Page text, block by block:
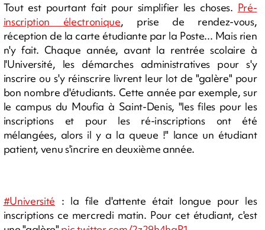
Tout est pourtant fait pour simplifier les choses. Pré-
inscription électronique, prise de rendez-vous,
réception de la carte étudiante par la Poste... Mais rien
n'y fait. Chaque année, avant la rentrée scolaire à
l'Université, les démarches administratives pour s'y
inscrire ou s'y réinscrire livrent leur lot de "galère" pour
bon nombre d'étudiants. Cette année par exemple, sur
le campus du Moufia à Saint-Denis, "les files pour les
inscriptions et pour les ré-inscriptions ont été
mélangées, alors il y a la queue !" lance un étudiant
patient, venu s'incrire en deuxième année.
#Université : la file d'attente était longue pour les
inscriptions ce mercredi matin. Pour cet étudiant, c'est